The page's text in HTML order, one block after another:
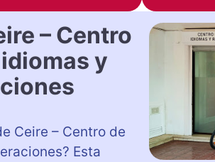
– Centro
y
Ceire – Centro de
Esta